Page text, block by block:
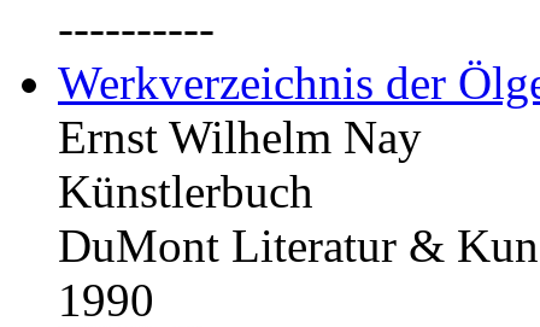
----------
Werkverzeichnis der
Ernst Wilhelm Nay
Künstlerbuch
DuMont Literatur &
1990